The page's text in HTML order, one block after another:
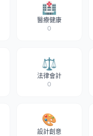
🏥
醫療健康
0
⚖️
法律會計
0
🎨
設計創意